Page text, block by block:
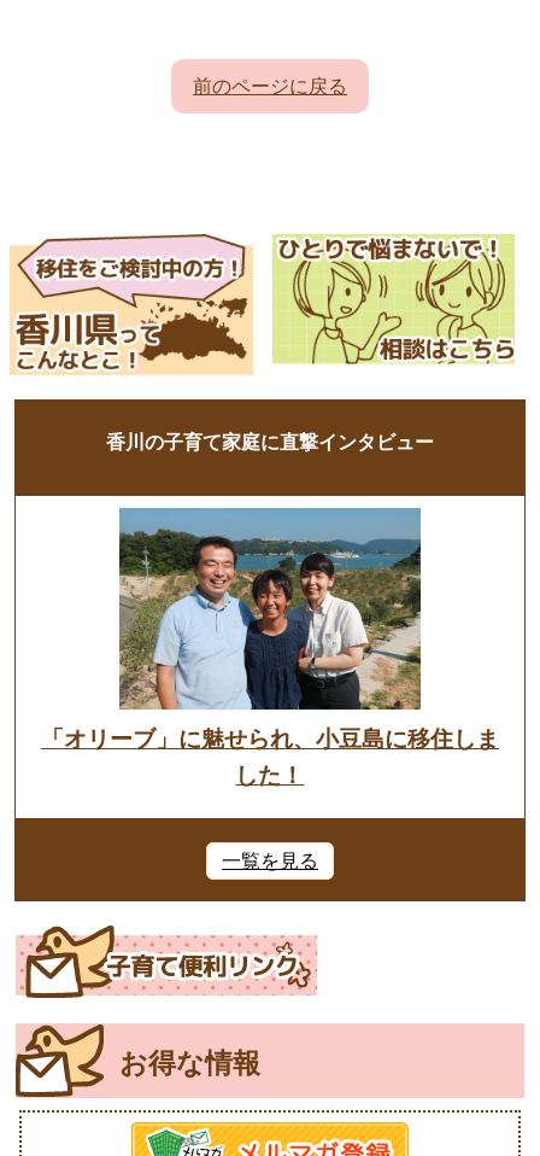
前のページに戻る
香川の子育て家庭に直撃インタビュー
「オリーブ」に魅せられ、小豆島に移住しま
した！
一覧を見る
お得な情報